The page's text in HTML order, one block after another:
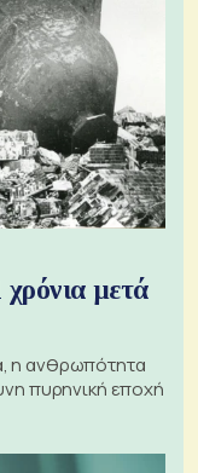
μετά
η ανθρωπότητα
πυρηνική εποχή